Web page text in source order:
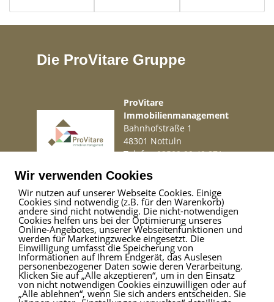
Die ProVitare Gruppe
ProVitare
Immobilienmanagement
Bahnhofstraße 1
48301 Nottuln
Telefon02509 99 49 871
Impressum|Haftungsausschluss|Datenschutz
ProVitare Commercial
GmbH
Bahnhofstraße 1
48301 Nottuln
Wir verwenden Cookies
Wir nutzen auf unserer Webseite Cookies. Einige
Cookies sind notwendig (z.B. für den Warenkorb)
andere sind nicht notwendig. Die nicht-notwendigen
Cookies helfen uns bei der Optimierung unseres
Online-Angebotes, unserer Webseitenfunktionen und
werden für Marketingzwecke eingesetzt. Die
Einwilligung umfasst die Speicherung von
Informationen auf Ihrem Endgerät, das Auslesen
personenbezogener Daten sowie deren Verarbeitung.
Klicken Sie auf „Alle akzeptieren“, um in den Einsatz
von nicht notwendigen Cookies einzuwilligen oder auf
„Alle ablehnen“, wenn Sie sich anders entscheiden. Sie